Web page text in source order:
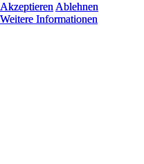
Akzeptieren Ablehnen
Weitere Informationen
Akzeptieren Ablehnen
Weitere Informationen